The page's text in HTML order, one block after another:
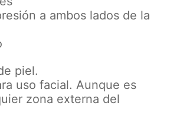
a ambos lados de la
piel.
uso facial. Aunque es
zona externa del